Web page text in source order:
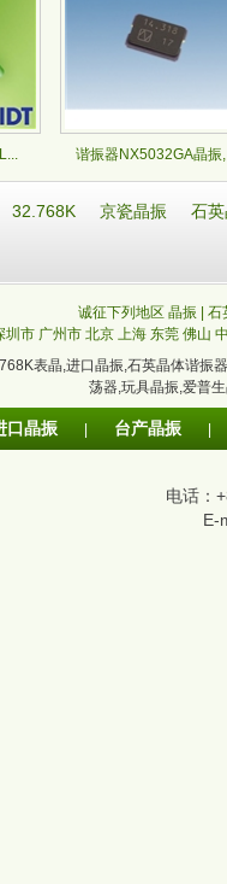
谐振器NX5032GA晶振
32.768K 京瓷晶振 石
诚征下列地区 晶振 |
圳市 广州市 北京 上海 东莞 佛山
表晶,进口晶振,石英晶体谐振器
荡器,玩具晶振,爱普
口晶振 台产晶振
电话：
E-